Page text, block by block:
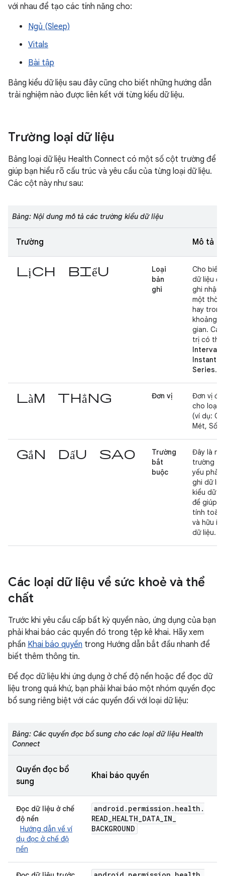
với nhau để tạo các tính năng cho:
Ngủ (Sleep)
Vitals
Bài tập
Bảng kiểu dữ liệu sau đây cũng cho biết những hướng dẫn
trải nghiệm nào được liên kết với từng kiểu dữ liệu.
Trường loại dữ liệu
Bảng loại dữ liệu Health Connect có một số cột trường để
giúp bạn hiểu rõ cấu trúc và yêu cầu của từng loại dữ liệu.
Các cột này như sau:
Bảng: Nội dung mô tả các trường kiểu dữ liệu
Trường Mô tả
lịch biểu
Loại
bản
ghi
Cho biết
dữ liệu
ghi nhận
một thời
hay
khoảng
gian.
trị có thể
Interval
Series.
làm thẳng Đơn vị
Đơn vị đo
cho loại
(ví dụ:
Mét, Số
gắn dấu sao
Trường
bắt
buộc
Đây là
trường
yếu phải
ghi dữ
kiểu dữ
để giúp
tính toàn
và hữu
dữ liệu.
Các loại dữ liệu về sức khoẻ và thể
chất
Trước khi yêu cầu cấp bất kỳ quyền nào, ứng dụng của bạn
phải khai báo các quyền đó trong tệp kê khai. Hãy xem
phần Khai báo quyền trong Hướng dẫn bắt đầu nhanh để
biết thêm thông tin.
Để đọc dữ liệu khi ứng dụng ở chế độ nền hoặc để đọc dữ
liệu trong quá khứ, bạn phải khai báo một nhóm quyền đọc
bổ sung riêng biệt với các quyền đối với loại dữ liệu:
Bảng: Các quyền đọc bổ sung cho các loại dữ liệu Health
Connect
Quyền đọc bổ
sung
Khai báo quyền
Đọc dữ liệu ở chế
độ nền
Hướng dẫn về ví
dụ đọc ở chế độ
nền
android . permission . health .
READ_HEALTH_DATA_IN_
BACKGROUND